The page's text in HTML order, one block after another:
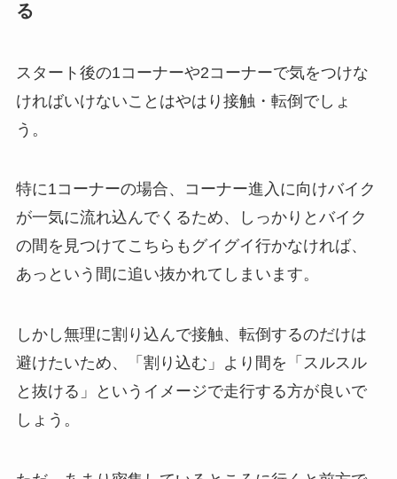
る
スタート後の1コーナーや2コーナーで気をつけな
ければいけないことはやはり接触・転倒でしょ
う。
特に1コーナーの場合、コーナー進入に向けバイク
が一気に流れ込んでくるため、しっかりとバイク
の間を見つけてこちらもグイグイ行かなければ、
あっという間に追い抜かれてしまいます。
しかし無理に割り込んで接触、転倒するのだけは
避けたいため、「割り込む」より間を「スルスル
と抜ける」というイメージで走行する方が良いで
しょう。